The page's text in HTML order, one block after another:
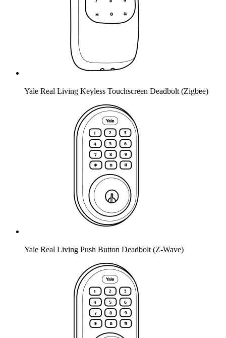
Yale Real Living Keyless Touchscreen Deadbolt (Zigbee)
Yale Real Living Push Button Deadbolt (Z-Wave)